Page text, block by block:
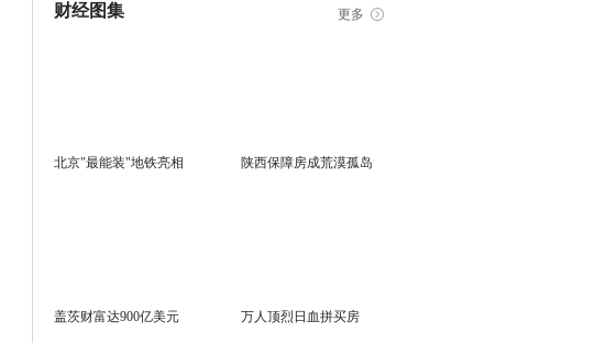
财经图集 更多
北京"最能装"地铁亮相 陕西保障房成荒漠孤岛
盖茨财富达900亿美元 万人顶烈日血拼买房